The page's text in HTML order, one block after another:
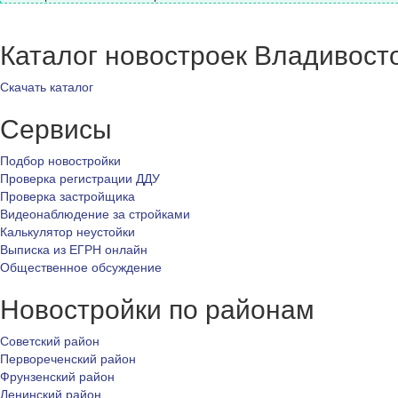
Каталог новостроек
Скачать каталог
Сервисы
Подбор новостройки
Проверка регистрации ДДУ
Проверка застройщика
Видеонаблюдение за стройками
Калькулятор неустойки
Выписка из ЕГРН онлайн
Общественное обсуждение
Новостройки по районам
Советский район
Первореченский район
Фрунзенский район
Ленинский район